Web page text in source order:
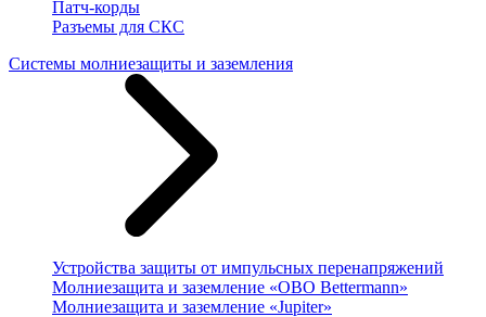
Патч-корды
Разъемы для СКС
Системы молниезащиты и заземления
Устройства защиты от импульсных перенапряжений
Молниезащита и заземление «OBO Bettermann»
Молниезащита и заземление «Jupiter»